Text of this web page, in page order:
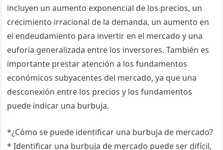
incluyen un aumento exponencial de los precios, un
crecimiento irracional de la demanda, un aumento en
el endeudamiento para invertir en el mercado y una
euforia generalizada entre los inversores. También es
importante prestar atención a los fundamentos
económicos subyacentes del mercado, ya que una
desconexión entre los precios y los fundamentos
puede indicar una burbuja.
*¿Cómo se puede identificar una burbuja de mercado?
* Identificar una burbuja de mercado puede ser difícil,